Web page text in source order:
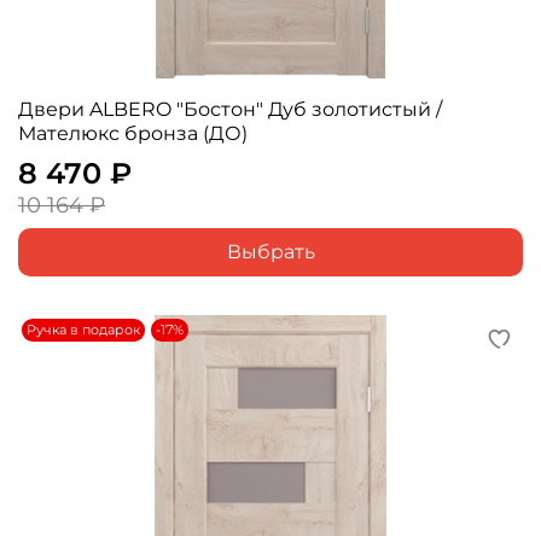
Двери ALBERO "Бостон" Дуб золотистый /
Мателюкс бронза (ДО)
8 470 ₽
10 164 ₽
Выбрать
Ручка в подарок -17%